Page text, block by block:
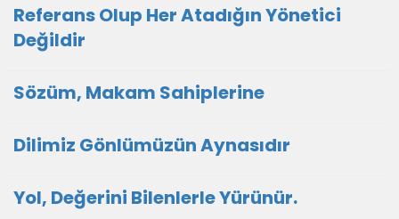
Referans Olup Her Atadığın Yönetici
Değildir
Sözüm, Makam Sahiplerine
Dilimiz Gönlümüzün Aynasıdır
Yol, Değerini Bilenlerle Yürünür.